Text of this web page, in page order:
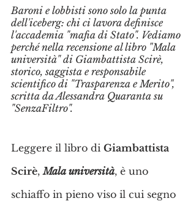
Baroni e lobbisti sono solo la punta
dell'iceberg: chi ci lavora definisce
l'accademia "mafia di Stato". Vediamo
perché nella recensione al libro "Mala
università" di Giambattista Scirè,
storico, saggista e responsabile
scientifico di "Trasparenza e Merito",
scritta da Alessandra Quaranta su
"SenzaFiltro".
Leggere il libro di Giambattista
Scirè, Mala università, è uno
schiaffo in pieno viso il cui segno